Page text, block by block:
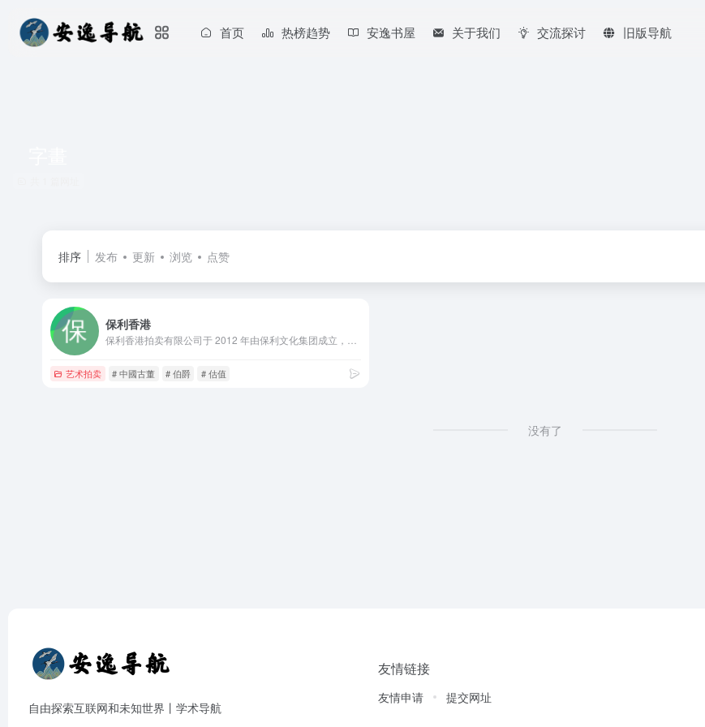
首页 热榜趋势 安逸书屋 关于我们 交流探讨 旧版导航
排序 发布 更新 浏览 点赞
保利香港
艺术拍卖 # 中國古董 # 伯爵 # 估值
没有了
自由探索互联网和未知世界丨学术导航
友情链接
友情申请 提交网址